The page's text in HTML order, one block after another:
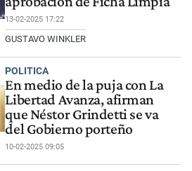
13-02-2025 17:22
GUSTAVO WINKLER
POLITICA
En medio de la puja con La
Libertad Avanza, afirman
que Néstor Grindetti se va
del Gobierno porteño
10-02-2025 09:05